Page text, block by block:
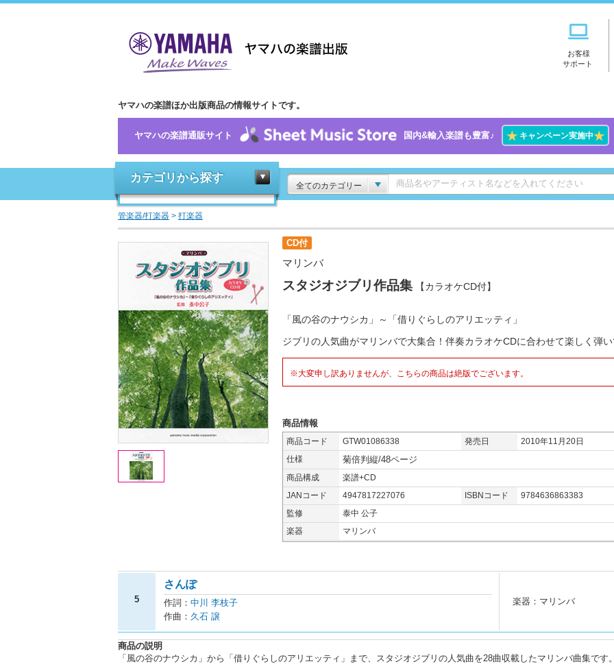
お客様
サポート
ヤマハの楽譜ほか出版商品の情報サイトです。
ヤマハの楽譜通販サイト 国内&輸入楽譜も豊富♪ ★キャンペーン実施中★
カテゴリから探す
全てのカテゴリー
管楽器/打楽器 > 打楽器
CD付
マリンバ
スタジオジブリ作品集 【カラオケCD付】
「風の谷のナウシカ」～「借りぐらしのアリエッティ」
ジブリの人気曲がマリンバで大集合！伴奏カラオケCDに合わせて楽しく弾
※大変申し訳ありませんが、こちらの商品は絶版でございます。
商品情報
商品コード GTW01086338 発売日
2010年11月20日
仕様
菊倍判縦/48ページ
商品構成
楽譜+CD
JANコード
4947817227076 ISBNコード
9784636863383
監修
泰中 公子
楽器
マリンバ
5
さんぽ
作詞： 中川 李枝子
作曲： 久石 譲
楽器：マリンバ
商品の説明
「風の谷のナウシカ」から「借りぐらしのアリエッティ」まで、スタジオジブリの人気曲を28曲収載したマリンバ曲集です